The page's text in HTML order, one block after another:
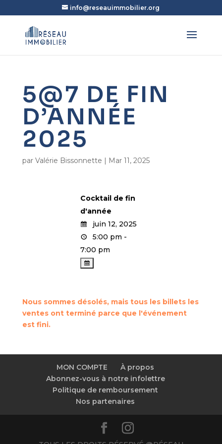
info@reseauimmobilier.org
5@7 DE FIN
D’ANNÉE
2025
par Valérie Bissonnette | Mar 11, 2025
Cocktail de fin
d'année
juin 12, 2025
5:00 pm -
7:00 pm
Nous sommes désolés, mais tous les billets les
ventes ont terminé parce que l'événement
est fini.
MON COMPTE
À propos
Abonnez-vous à notre infolettre
Politique de remboursement
Nos partenaires